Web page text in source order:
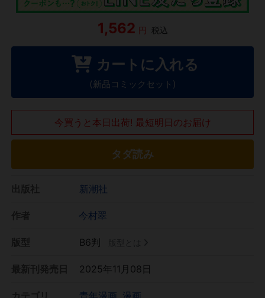
1,562 円 税込
カートに入れる
(新品コミックセット)
今買うと本日出荷! 最短明日のお届け
タダ読み
新潮社
今村翠
B6判
2025年11月08日
青年漫画 漫画